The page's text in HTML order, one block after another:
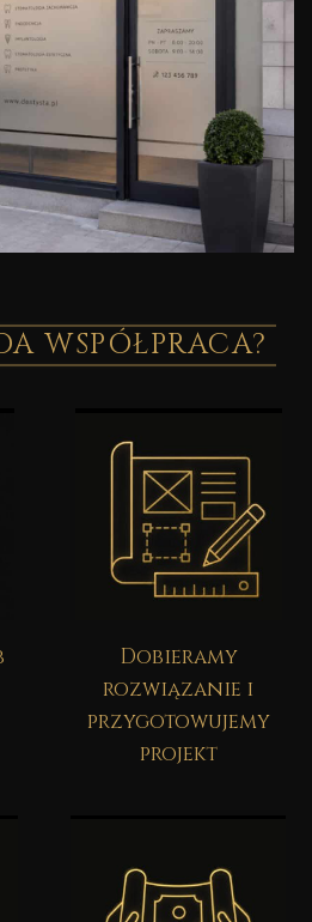
WSPÓŁPRACA?
Dobieramy
rozwiązanie i
przygotowujemy
projekt